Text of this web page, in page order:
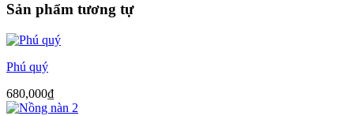
Sản phẩm tương tự
Phú quý
680,000₫